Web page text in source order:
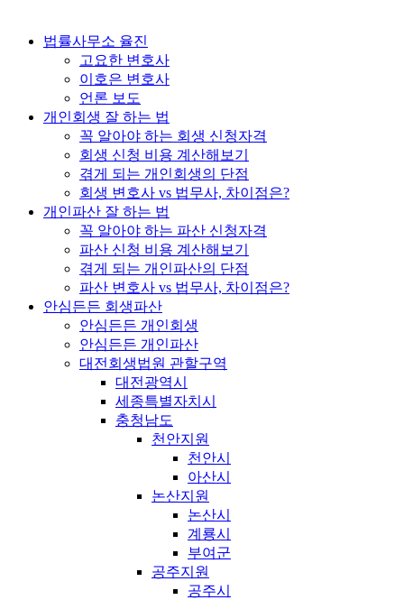
법률사무소 율진
고요한 변호사
이호은 변호사
언론 보도
개인회생 잘 하는 법
꼭 알아야 하는 회생 신청자격
회생 신청 비용 계산해보기
겪게 되는 개인회생의 단점
회생 변호사 vs 법무사, 차이점은?
개인파산 잘 하는 법
꼭 알아야 하는 파산 신청자격
파산 신청 비용 계산해보기
겪게 되는 개인파산의 단점
파산 변호사 vs 법무사, 차이점은?
안심든든 회생파산
안심든든 개인회생
안심든든 개인파산
대전회생법원 관할구역
대전광역시
세종특별자치시
충청남도
천안지원
천안시
아산시
논산지원
논산시
계룡시
부여군
공주지원
공주시